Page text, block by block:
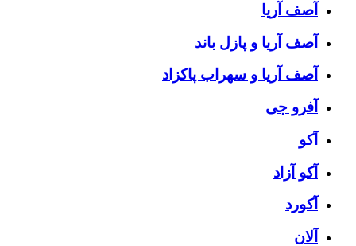
آصف آریا
آصف آریا و پازل باند
آصف آریا و سهراب پاکزاد
آفرو جی
آکو
آکو آزاد
آکورد
آلان